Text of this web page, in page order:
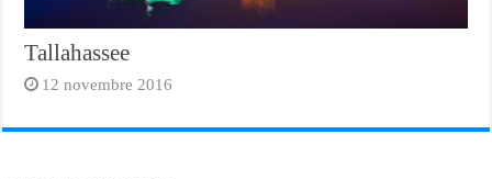
Tallahassee
12 novembre 2016